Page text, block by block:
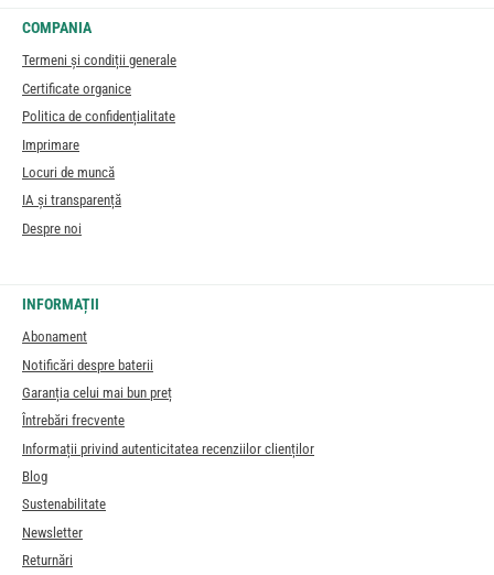
COMPANIA
Termeni și condiții generale
Certificate organice
Politica de confidențialitate
Imprimare
Locuri de muncă
IA și transparență
Despre noi
INFORMAȚII
Abonament
Notificări despre baterii
Garanția celui mai bun preț
Întrebări frecvente
Informații privind autenticitatea recenziilor clienților
Blog
Sustenabilitate
Newsletter
Returnări